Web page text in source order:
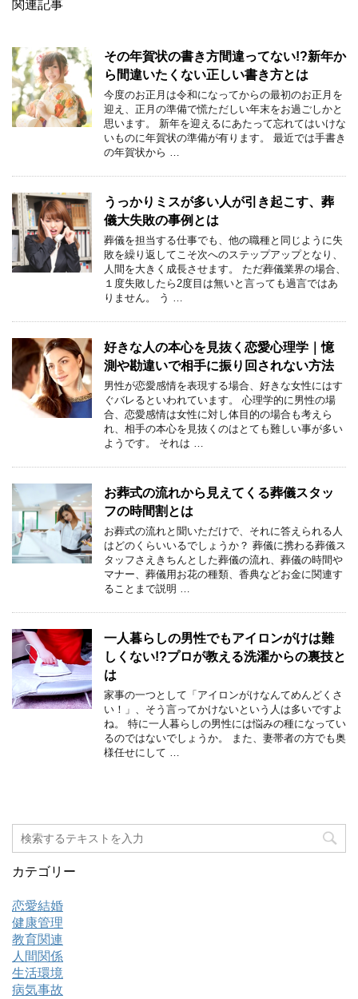
関連記事
その年賀状の書き方間違ってない!?新年か
ら間違いたくない正しい書き方とは
今度のお正月は令和になってからの最初のお正月を
迎え、正月の準備で慌ただしい年末をお過ごしかと
思います。 新年を迎えるにあたって忘れてはいけな
いものに年賀状の準備が有ります。 最近では手書き
の年賀状から …
うっかりミスが多い人が引き起こす、葬
儀大失敗の事例とは
葬儀を担当する仕事でも、他の職種と同じように失
敗を繰り返してこそ次へのステップアップとなり、
人間を大きく成長させます。 ただ葬儀業界の場合、
１度失敗したら2度目は無いと言っても過言ではあ
りません。 う …
好きな人の本心を見抜く恋愛心理学｜憶
測や勘違いで相手に振り回されない方法
男性が恋愛感情を表現する場合、好きな女性にはす
ぐバレるといわれています。 心理学的に男性の場
合、恋愛感情は女性に対し体目的の場合も考えら
れ、相手の本心を見抜くのはとても難しい事が多い
ようです。 それは …
お葬式の流れから見えてくる葬儀スタッ
フの時間割とは
お葬式の流れと聞いただけで、それに答えられる人
はどのくらいいるでしょうか？ 葬儀に携わる葬儀ス
タッフさえきちんとした葬儀の流れ、葬儀の時間や
マナー、葬儀用お花の種類、香典などお金に関連す
ることまで説明 …
一人暮らしの男性でもアイロンがけは難
しくない!?プロが教える洗濯からの裏技と
は
家事の一つとして「アイロンがけなんてめんどくさ
い！」、そう言ってかけないという人は多いですよ
ね。 特に一人暮らしの男性には悩みの種になってい
るのではないでしょうか。 また、妻帯者の方でも奥
様任せにして …
カテゴリー
恋愛結婚
健康管理
教育関連
人間関係
生活環境
病気事故